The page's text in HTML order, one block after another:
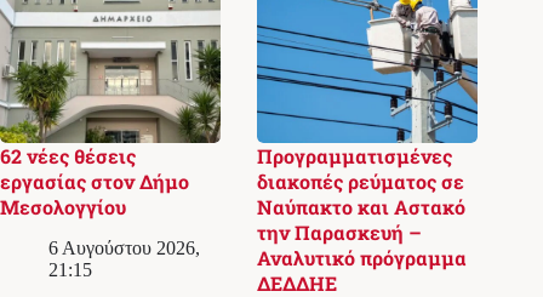
62 νέες θέσεις
εργασίας στον Δήμο
Μεσολογγίου
6 Αυγούστου 2026,
21:15
Προγραμματισμένες
διακοπές ρεύματος σε
Ναύπακτο και Αστακό
την Παρασκευή –
Αναλυτικό πρόγραμμα
ΔΕΔΔΗΕ